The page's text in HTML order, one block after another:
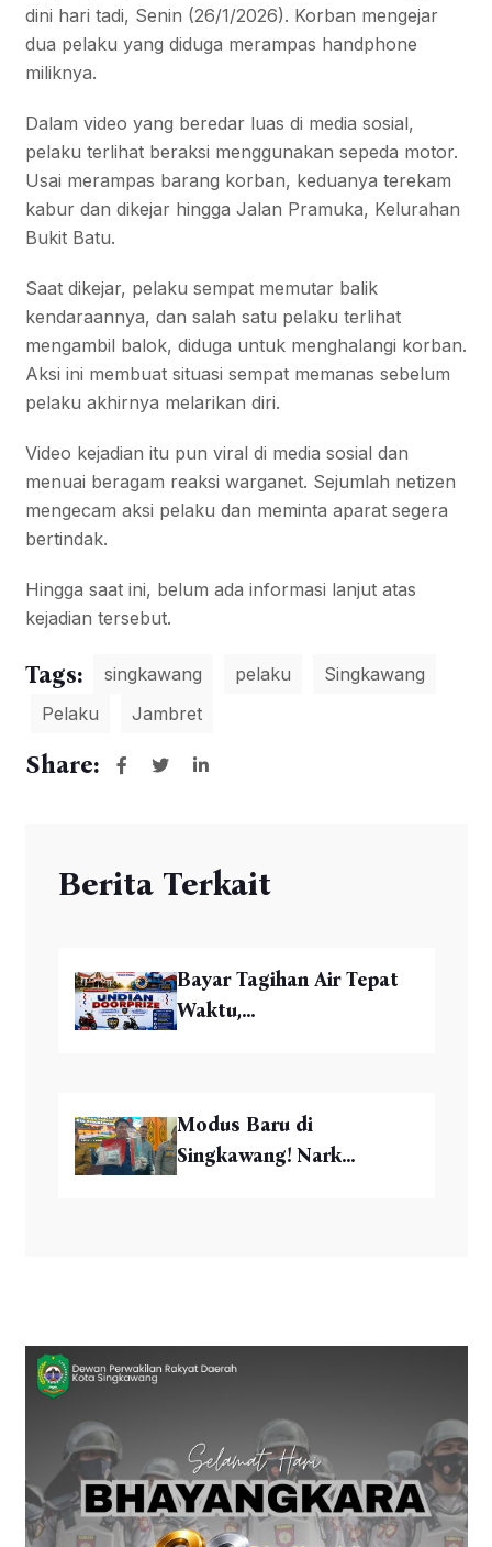
dini hari tadi, Senin (26/1/2026). Korban mengejar
dua pelaku yang diduga merampas handphone
miliknya.
Dalam video yang beredar luas di media sosial,
pelaku terlihat beraksi menggunakan sepeda motor.
Usai merampas barang korban, keduanya terekam
kabur dan dikejar hingga Jalan Pramuka, Kelurahan
Bukit Batu.
Saat dikejar, pelaku sempat memutar balik
kendaraannya, dan salah satu pelaku terlihat
mengambil balok, diduga untuk menghalangi korban.
Aksi ini membuat situasi sempat memanas sebelum
pelaku akhirnya melarikan diri.
Video kejadian itu pun viral di media sosial dan
menuai beragam reaksi warganet. Sejumlah netizen
mengecam aksi pelaku dan meminta aparat segera
bertindak.
Hingga saat ini, belum ada informasi lanjut atas
kejadian tersebut.
Tags: singkawang pelaku
Singkawang
Pelaku
Jambret
Share:
Berita Terkait
Bayar Tagihan Air Tepat
Waktu,...
Modus Baru di
Singkawang! Nark...